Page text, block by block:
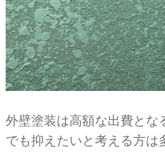
外壁塗装は高額な出費とな
でも抑えたいと考える方は